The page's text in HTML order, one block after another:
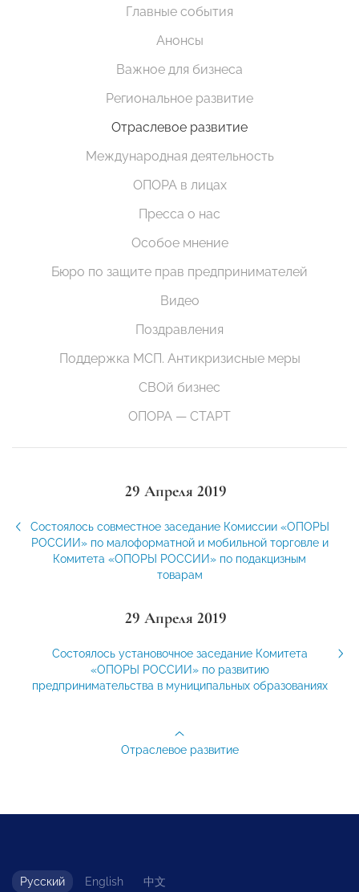
Главные события
Анонсы
Важное для бизнеса
Региональное развитие
Отраслевое развитие
Международная деятельность
ОПОРА в лицах
Пресса о нас
Особое мнение
Бюро по защите прав предпринимателей
Видео
Поздравления
Поддержка МСП. Антикризисные меры
СВОй бизнес
ОПОРА — СТАРТ
29 Апреля 2019
Состоялось совместное заседание Комиссии «ОПОРЫ
РОССИИ» по малоформатной и мобильной торговле и
Комитета «ОПОРЫ РОССИИ» по подакцизным
товарам
29 Апреля 2019
Состоялось установочное заседание Комитета
«ОПОРЫ РОССИИ» по развитию
предпринимательства в муниципальных образованиях
Отраслевое развитие
Русский English 中文